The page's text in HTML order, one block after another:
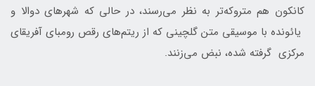
کانکون هم متروکه‌تر به نظر می‌رسند، در حالی که شهرهای دوالا و
یائونده با موسیقی متن گلچینی که از ریتم‌های رقص رومبای آفریقای
مرکزی گرفته شده، نبض می‌زنند.